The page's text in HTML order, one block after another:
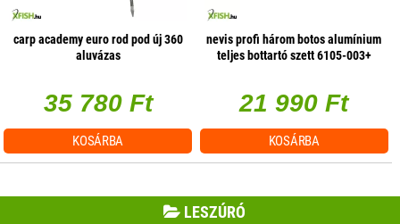
carp academy euro rod pod új 360
aluvázas
35 780 Ft
KOSÁRBA
nevis profi három botos alumínium
teljes bottartó szett 6105-003+
21 990 Ft
KOSÁRBA
LESZÚRÓ